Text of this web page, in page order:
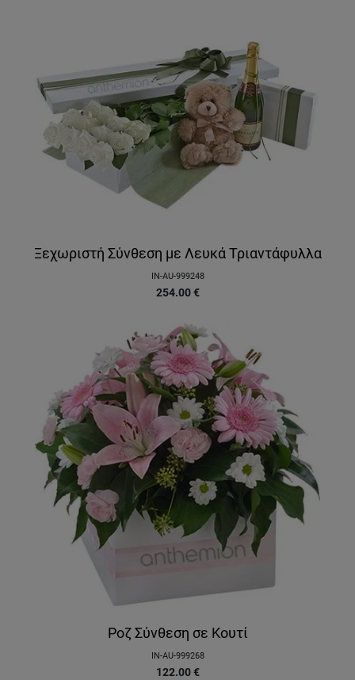
Ξεχωριστή Σύνθεση με Λευκά Τριαντάφυλλα
IN-AU-999248
254.00 €
Ροζ Σύνθεση σε Κουτί
IN-AU-999268
122.00 €